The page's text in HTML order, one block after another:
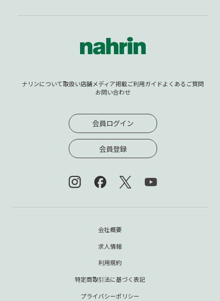
ナリンについて取扱い店舗メディア掲載ご利用ガイドよくあるご質問
お問い合わせ
会員ログイン
会員登録
会社概要
求人情報
利用規約
特定商取引法に基づく表記
プライバシーポリシー